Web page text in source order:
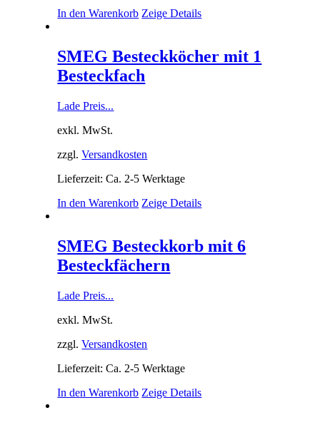
In den Warenkorb Zeige Details
SMEG Besteckköcher mit 1
Besteckfach
Lade Preis...
exkl. MwSt.
zzgl.Versandkosten
Lieferzeit: Ca. 2-5 Werktage
In den Warenkorb Zeige Details
SMEG Besteckkorb mit 6
Besteckfächern
Lade Preis...
exkl. MwSt.
zzgl.Versandkosten
Lieferzeit: Ca. 2-5 Werktage
In den Warenkorb Zeige Details